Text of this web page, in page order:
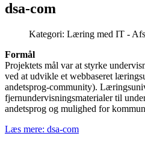
dsa-com
Kategori: Læring med IT -
Formål
Projektets mål var at styrke
ved at udvikle et webbaseret
andetsprog-community).
fjernundervisnings­materialer til
andetsprog og mulighed for
Læs mere: dsa-com